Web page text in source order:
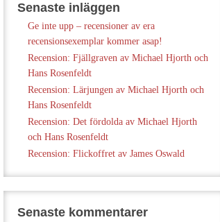
Senaste inläggen
Ge inte upp – recensioner av era
recensionsexemplar kommer asap!
Recension: Fjällgraven av Michael Hjorth och
Hans Rosenfeldt
Recension: Lärjungen av Michael Hjorth och
Hans Rosenfeldt
Recension: Det fördolda av Michael Hjorth
och Hans Rosenfeldt
Recension: Flickoffret av James Oswald
Senaste kommentarer